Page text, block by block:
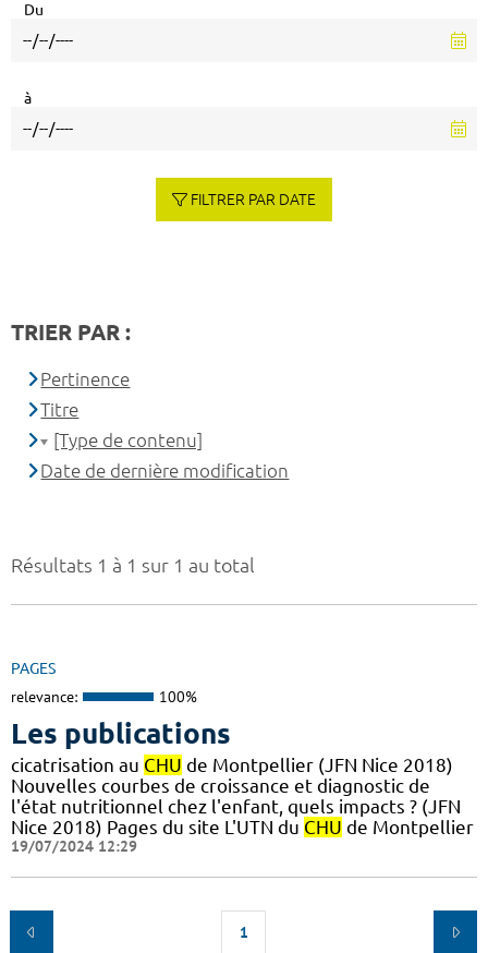
Résultats 1 à 1 sur 1 au total
PAGES
relevance: 100%
Les publications
cicatrisation au CHU de Montpellier (JFN Nice 2018)
Nouvelles courbes de croissance et diagnostic de
l'état nutritionnel chez l'enfant, quels impacts ? (JFN
Nice 2018) Pages du site L'UTN du CHU de Montpellier
19/07/2024 12:29
1
Du
à
FILTRER PAR DATE
TRIER PAR :
Pertinence
Titre
[Type de contenu]
Date de dernière modification